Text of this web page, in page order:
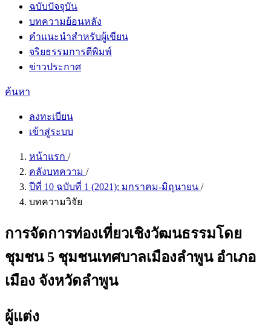
ฉบับปัจจุบัน
บทความย้อนหลัง
คำแนะนำสำหรับผู้เขียน
จริยธรรมการตีพิมพ์
ข่าวประกาศ
ค้นหา
ลงทะเบียน
เข้าสู่ระบบ
หน้าแรก /
คลังบทความ /
ปีที่ 10 ฉบับที่ 1 (2021): มกราคม-มิถุนายน /
บทความวิจัย
การจัดการท่องเที่ยวเชิงวัฒนธรรมโดย
ชุมชน 5 ชุมชนเทศบาลเมืองลำพูน อำเภอ
เมือง จังหวัดลำพูน
ผู้แต่ง